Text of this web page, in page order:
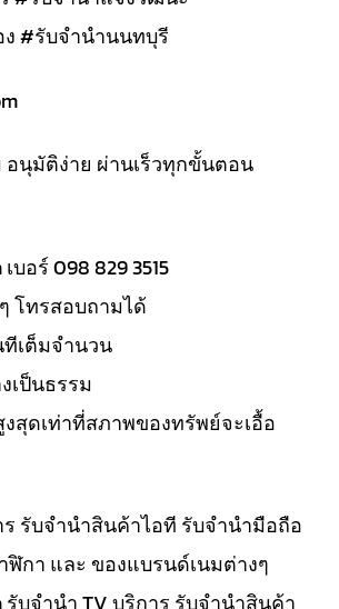
#รับจำนำนนทบุรี
อนุมัติง่าย ผ่านเร็วทุกขั้นตอน
บอร์ 098 829 3515
โทรสอบถามได้
เต็มจำนวน
เป็นธรรม
สุดเท่าที่สภาพของทรัพย์จะเอื้อ
ร รับจำนำสินค้าไอที รับจำนำมือถือ
กา และ ของแบรนด์เนมต่างๆ